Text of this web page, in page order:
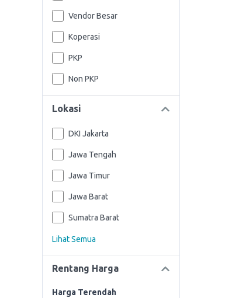
Vendor Besar
Koperasi
PKP
Non PKP
Lokasi
DKI Jakarta
Jawa Tengah
Jawa Timur
Jawa Barat
Sumatra Barat
Lihat Semua
Rentang Harga
Harga Terendah